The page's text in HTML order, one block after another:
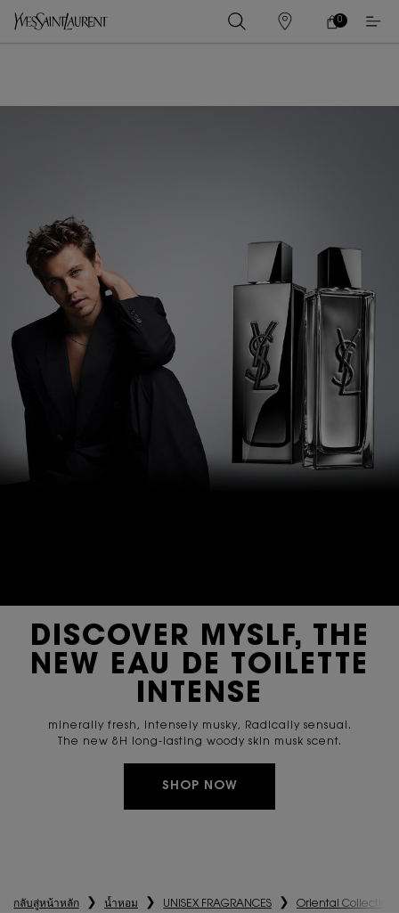
ร้าน
ค้า
ตะกร้า
0
0 PRODUCT IN
DISCOVER MYSLF, THE
NEW EAU DE TOILETTE
INTENSE
minerally fresh, Intensely musky, Radically sensual.
The new 8H long-lasting woody skin musk scent.
SHOP NOW
กลับสู่หน้าหลัก น้ำหอม UNISEX FRAGRANCES Oriental Collection